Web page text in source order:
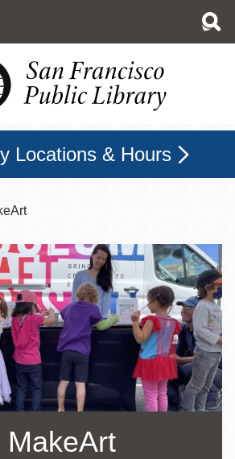
Locations & Hours